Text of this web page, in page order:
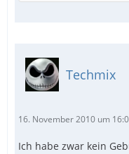
Techmix
16. November 2010 um
Ich habe zwar kein